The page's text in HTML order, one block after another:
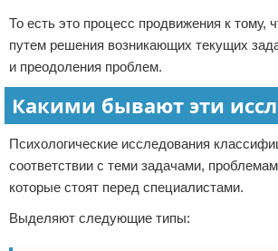
То есть это процесс продвижения к тому,
путем решения возникающих текущих
и преодоления проблем.
Какими бывают эти
Психологические исследования
соответствии с теми задачами,
которые стоят перед специалистами.
Выделяют следующие типы: